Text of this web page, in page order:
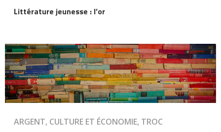
Littérature jeunesse : l’or
ARGENT, CULTURE ET ÉCONOMIE, TROC